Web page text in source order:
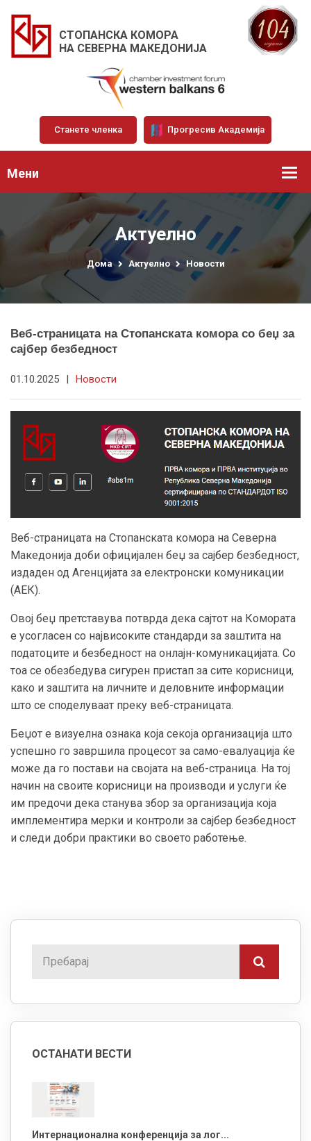
СТОПАНСКА КОМОРА
НА СЕВЕРНА МАКЕДОНИЈА
Станете членка Прогресив Академија
Мени
Актуелно
Дома Актуелно Новости
Веб-страницата на Стопанската комора со беџ за
сајбер безбедност
01.10.2025 | Новости
Веб-страницата на Стопанската комора на Северна
Македонија доби официјален беџ за сајбер безбедност,
издаден од Агенцијата за електронски комуникации
(АЕК).
Овој беџ претставува потврда дека сајтот на Комората
е усогласен со највисоките стандарди за заштита на
податоците и безбедност на онлајн-комуникацијата. Со
тоа се обезбедува сигурен пристап за сите корисници,
како и заштита на личните и деловните информации
што се споделуваат преку веб-страницата.
Беџот е визуелна ознака која секоја организација што
успешно го завршила процесот за само-евалуација ќе
може да го постави на својата на веб-страница. На тој
начин на своите корисници на производи и услуги ќе
им предочи дека станува збор за организација која
имплементира мерки и контроли за сајбер безбедност
и следи добри практики во своето работење.
ОСТАНАТИ ВЕСТИ
Интернационална конференција за лог...